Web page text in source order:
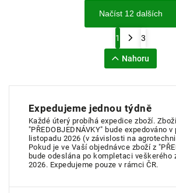
Načíst 12 dalších
1 3
Nahoru
Expedujeme jednou týdně
Každé úterý probíhá expedice zboží.
"PŘEDOBJEDNÁVKY" bude expedováno
listopadu 2026 (v závislosti na
Pokud je ve Vaší objednávce zboží z
bude odeslána po kompletaci veškerého
2026. Expedujeme pouze v rámci ČR.